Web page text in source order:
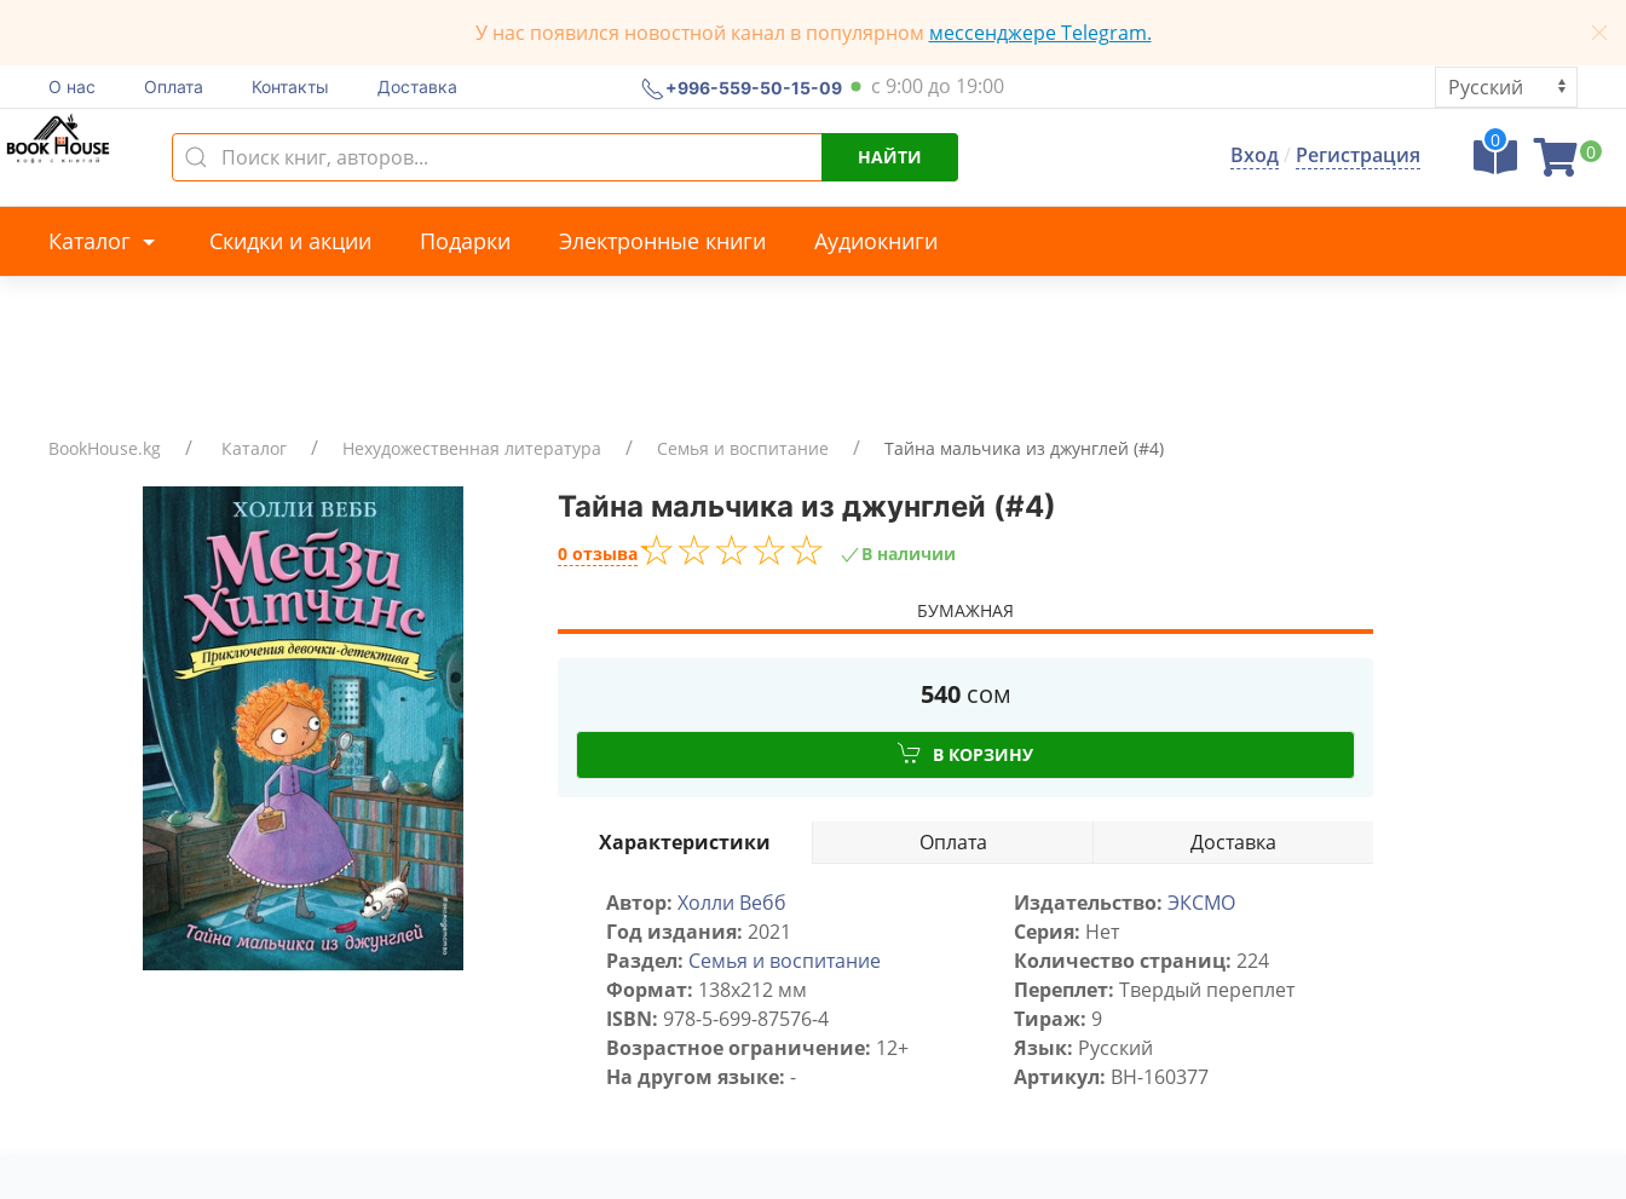
У нас появился новостной канал в популярном мессенджере Telegram.
О нас Оплата Контакты Доставка +996-559-50-15-09 с 9:00 до 19:00
НАЙТИ Вход/ Регистрация
0
0
Каталог Скидки и акции Подарки Электронные книги Аудиокниги
BookHouse.kg Каталог Нехудожественная литература Семья и воспитание Тайна мальчика из джунглей (#4)
Тайна мальчика из джунглей (#4)
0 отзыва☆☆☆☆☆
★★★★★ В наличии
БУМАЖНАЯ
540 сом
В КОРЗИНУ
Характеристики Оплата Доставка
Автор: Холли Вебб Издательство: ЭКСМО
Год издания: 2021 Серия: Нет
Раздел: Семья и воспитание Количество страниц: 224
Формат: 138x212 мм Переплет: Твердый переплет
ISBN: 978-5-699-87576-4 Тираж: 9
Возрастное ограничение: 12+ Язык: Русский
На другом языке: - Артикул: BH-160377